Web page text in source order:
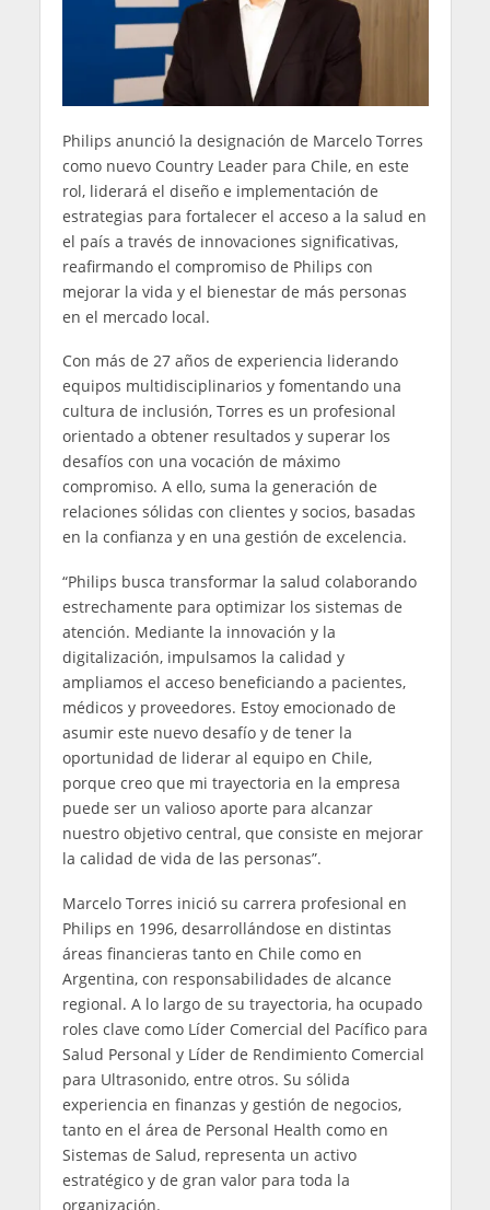
Philips anunció la designación de Marcelo Torres
como nuevo Country Leader para Chile, en este
rol, liderará el diseño e implementación de
estrategias para fortalecer el acceso a la salud en
el país a través de innovaciones significativas,
reafirmando el compromiso de Philips con
mejorar la vida y el bienestar de más personas
en el mercado local.
Con más de 27 años de experiencia liderando
equipos multidisciplinarios y fomentando una
cultura de inclusión, Torres es un profesional
orientado a obtener resultados y superar los
desafíos con una vocación de máximo
compromiso. A ello, suma la generación de
relaciones sólidas con clientes y socios, basadas
en la confianza y en una gestión de excelencia.
“Philips busca transformar la salud colaborando
estrechamente para optimizar los sistemas de
atención. Mediante la innovación y la
digitalización, impulsamos la calidad y
ampliamos el acceso beneficiando a pacientes,
médicos y proveedores. Estoy emocionado de
asumir este nuevo desafío y de tener la
oportunidad de liderar al equipo en Chile,
porque creo que mi trayectoria en la empresa
puede ser un valioso aporte para alcanzar
nuestro objetivo central, que consiste en mejorar
la calidad de vida de las personas”.
Marcelo Torres inició su carrera profesional en
Philips en 1996, desarrollándose en distintas
áreas financieras tanto en Chile como en
Argentina, con responsabilidades de alcance
regional. A lo largo de su trayectoria, ha ocupado
roles clave como Líder Comercial del Pacífico para
Salud Personal y Líder de Rendimiento Comercial
para Ultrasonido, entre otros. Su sólida
experiencia en finanzas y gestión de negocios,
tanto en el área de Personal Health como en
Sistemas de Salud, representa un activo
estratégico y de gran valor para toda la
organización.